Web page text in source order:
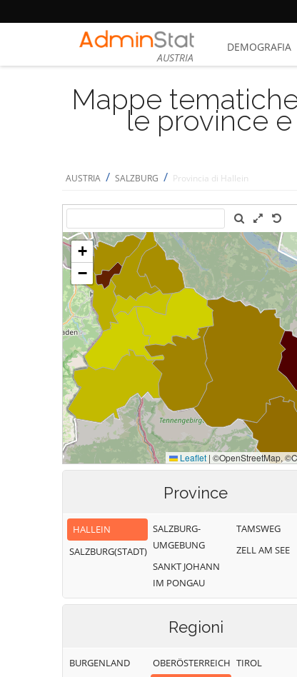
AUSTRIA
DEMOGRAFIA
Mappe
le province
AUSTRIA / SALZBURG / Provincia di Hallein
Province
HALLEIN
SALZBURG(STADT)
SALZBURG-
UMGEBUNG
SANKT JOHANN
IM PONGAU
TAMSWEG
ZELL AM SEE
Regioni
BURGENLAND
OBERÖSTERREICH TIROL